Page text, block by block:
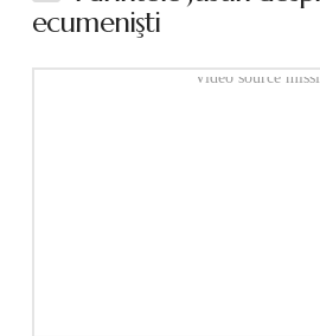
ecumenişti
Video source